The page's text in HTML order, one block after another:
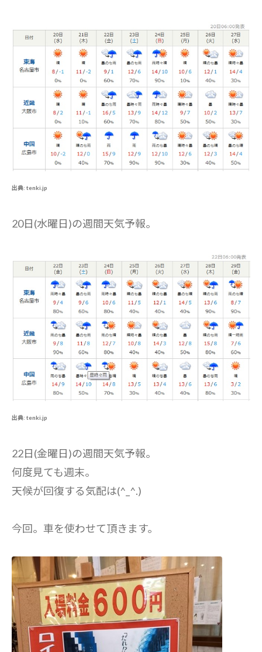
出典: tenki.jp
20日(水曜日)の週間天気予報。
出典: tenki.jp
22日(金曜日)の週間天気予報。
何度見ても週末。
天候が回復する気配は(^_^.)
今回。車を使わせて頂きます。